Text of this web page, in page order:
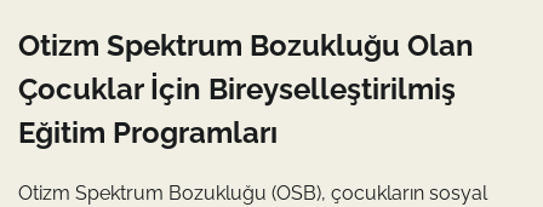
Otizm Spektrum Bozukluğu Olan
Çocuklar İçin Bireyselleştirilmiş
Eğitim Programları
Otizm Spektrum Bozukluğu (OSB), çocukların sosyal